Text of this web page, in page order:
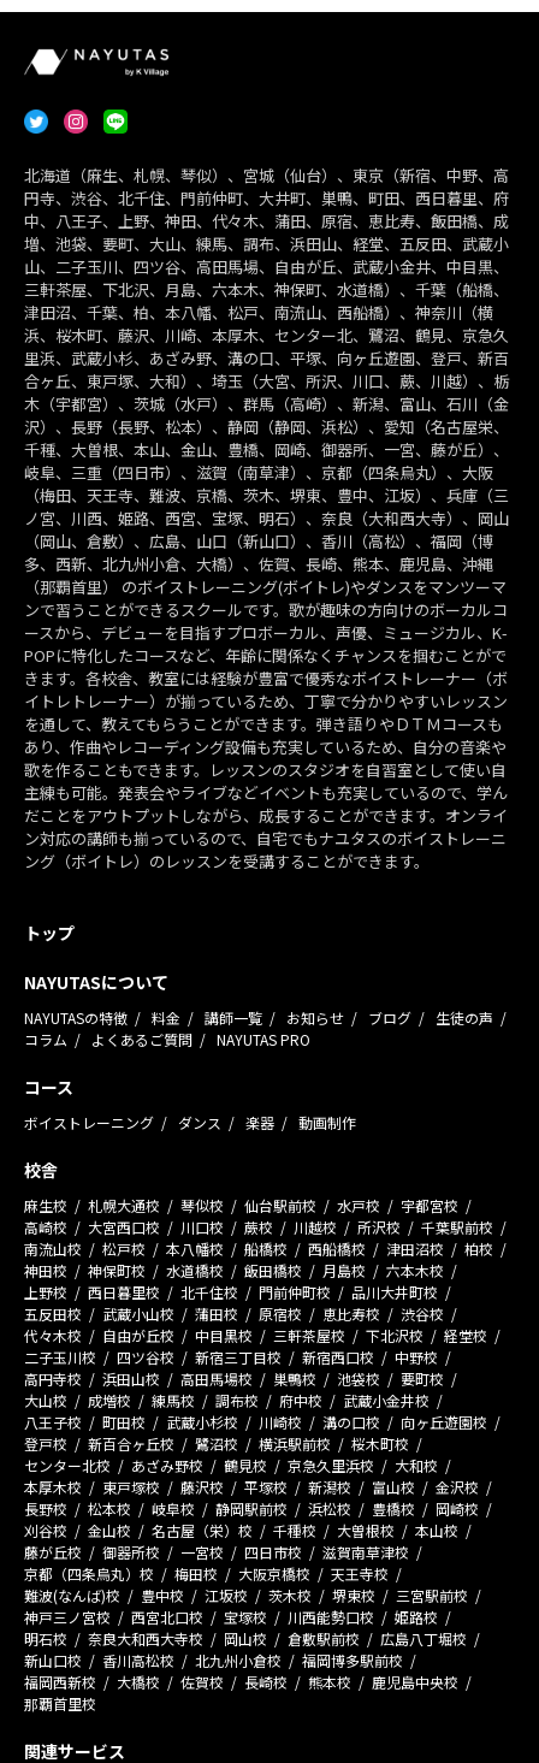
北海道（麻生、札幌、琴似）、宮城（仙台）、東京（新宿、中野、高
円寺、渋谷、北千住、門前仲町、大井町、巣鴨、町田、西日暮里、府
中、八王子、上野、神田、代々木、蒲田、原宿、恵比寿、飯田橋、成
増、池袋、要町、大山、練馬、調布、浜田山、経堂、五反田、武蔵小
山、二子玉川、四ツ谷、高田馬場、自由が丘、武蔵小金井、中目黒、
三軒茶屋、下北沢、月島、六本木、神保町、水道橋）、千葉（船橋、
津田沼、千葉、柏、本八幡、松戸、南流山、西船橋）、神奈川（横
浜、桜木町、藤沢、川崎、本厚木、センター北、鷺沼、鶴見、京急久
里浜、武蔵小杉、あざみ野、溝の口、平塚、向ヶ丘遊園、登戸、新百
合ヶ丘、東戸塚、大和）、埼玉（大宮、所沢、川口、蕨、川越）、栃
木（宇都宮）、茨城（水戸）、群馬（高崎）、新潟、富山、石川（金
沢）、長野（長野、松本）、静岡（静岡、浜松）、愛知（名古屋栄、
千種、大曽根、本山、金山、豊橋、岡崎、御器所、一宮、藤が丘）、
岐阜、三重（四日市）、滋賀（南草津）、京都（四条烏丸）、大阪
（梅田、天王寺、難波、京橋、茨木、堺東、豊中、江坂）、兵庫（三
ノ宮、川西、姫路、西宮、宝塚、明石）、奈良（大和西大寺）、岡山
（岡山、倉敷）、広島、山口（新山口）、香川（高松）、福岡（博
多、西新、北九州小倉、大橋）、佐賀、長崎、熊本、鹿児島、沖縄
（那覇首里） のボイストレーニング(ボイトレ)やダンスをマンツーマ
ンで習うことができるスクールです。歌が趣味の方向けのボーカルコ
ースから、デビューを目指すプロボーカル、声優、ミュージカル、K-
POPに特化したコースなど、年齢に関係なくチャンスを掴むことがで
きます。各校舎、教室には経験が豊富で優秀なボイストレーナー（ボ
イトレトレーナー）が揃っているため、丁寧で分かりやすいレッスン
を通して、教えてもらうことができます。弾き語りやＤＴＭコースも
あり、作曲やレコーディング設備も充実しているため、自分の音楽や
歌を作ることもできます。レッスンのスタジオを自習室として使い自
主練も可能。発表会やライブなどイベントも充実しているので、学ん
だことをアウトプットしながら、成長することができます。オンライ
ン対応の講師も揃っているので、自宅でもナユタスのボイストレーニ
ング（ボイトレ）のレッスンを受講することができます。
トップ
NAYUTASについて
NAYUTASの特徴 料金 講師一覧 お知らせ ブログ
生徒の声
コラム
よくあるご質問 NAYUTAS PRO
コース
ボイストレーニング ダンス 楽器 動画制作
校舎
麻生校 札幌大通校 琴似校 仙台駅前校 水戸校
宇都宮校
高崎校
大宮西口校 川口校 蕨校 川越校 所沢校
千葉駅前校
南流山校
松戸校 本八幡校 船橋校 西船橋校 津田沼校
柏校
神田校
神保町校 水道橋校 飯田橋校 月島校
六本木校
上野校
西日暮里校 北千住校 門前仲町校
品川大井町校
五反田校
武蔵小山校 蒲田校 原宿校 恵比寿校
渋谷校
代々木校
自由が丘校 中目黒校 三軒茶屋校 下北沢校
経堂校
二子玉川校
四ツ谷校 新宿三丁目校 新宿西口校
中野校
高円寺校
浜田山校 高田馬場校 巣鴨校 池袋校
要町校
大山校
成増校 練馬校 調布校 府中校
武蔵小金井校
八王子校
町田校 武蔵小杉校 川崎校 溝の口校
向ヶ丘遊園校
登戸校
新百合ヶ丘校 鷺沼校 横浜駅前校
桜木町校
センター北校
あざみ野校 鶴見校 京急久里浜校
大和校
本厚木校
東戸塚校 藤沢校 平塚校 新潟校 富山校
金沢校
長野校
松本校 岐阜校 静岡駅前校 浜松校 豊橋校
岡崎校
刈谷校
金山校 名古屋（栄）校 千種校 大曽根校
本山校
藤が丘校
御器所校 一宮校 四日市校
滋賀南草津校
京都（四条烏丸）校
梅田校 大阪京橋校
天王寺校
難波(なんば)校
豊中校 江坂校 茨木校 堺東校
三宮駅前校
神戸三ノ宮校
西宮北口校 宝塚校 川西能勢口校
姫路校
明石校
奈良大和西大寺校 岡山校 倉敷駅前校
広島八丁堀校
新山口校
香川高松校 北九州小倉校
福岡博多駅前校
福岡西新校
大橋校 佐賀校 長崎校 熊本校
鹿児島中央校
那覇首里校
関連サービス